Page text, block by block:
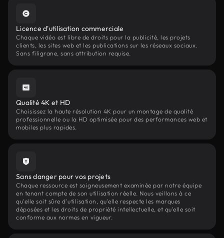
Licence d'utilisation commerciale
Chaque vidéo est libre de droits pour la publicité, les projets
clients, les sites web et les publications sur les réseaux sociaux.
Sans filigrane, sans attribution requise.
Qualité 4K et HD
Choisissez la haute résolution 4K pour un montage de qualité
professionnelle ou la HD optimisée pour des performances web et
mobiles plus rapides.
Sans danger pour vos projets
Chaque ressource est soigneusement examinée par notre équipe
en tenant compte de son utilisation réelle. Nous veillons à ce
qu'elle soit sûre d'utilisation, qu'elle respecte les marques
déposées et les droits de propriété intellectuelle, et qu'elle soit
conforme aux normes en vigueur.